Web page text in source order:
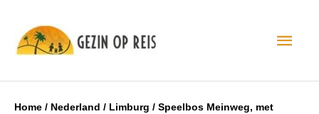
Home / Nederland / Limburg / Speelbos Meinweg, met